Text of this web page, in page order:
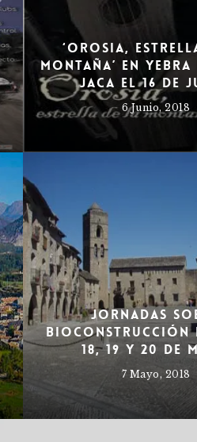
‘Orosia,
montaña’ en Yebra
Jaca el 16 de
6 Junio, 2018
Jornadas
bioconstrucción
18, 19 y 20 de
7 Mayo, 2018